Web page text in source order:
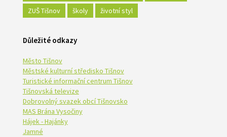
ZUŠ Tišnov
školy životní styl
Důležité odkazy
Město Tišnov
Městské kulturní středisko Tišnov
Turistické informační centrum Tišnov
Tišnovská televize
Dobrovolný svazek obcí Tišnovsko
MAS Brána Vysočiny
Hájek - Hajánky
Jamné